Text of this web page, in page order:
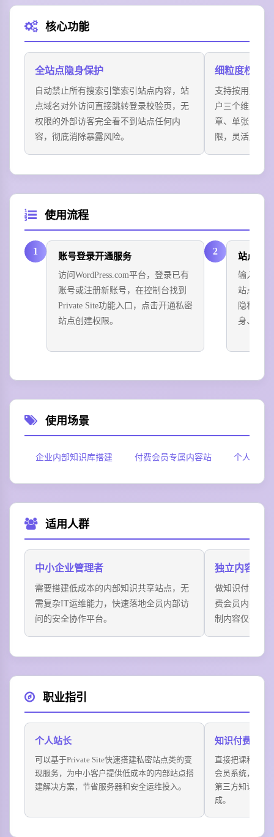
储在站点内，仅自己登录账号可访问，数据自动加密云
端备份。
新产品上线前的演示站点仅开放给指定合作客户访问，
避免产品未发布提前泄露，支持生成临时访问链接设置
72小时自动过期。
核心功能
全站点隐身保护
自动禁止所有搜索引擎索引站点内容，站
点域名对外访问直接跳转登录校验页，无
权限的外部访客完全看不到站点任何内
容，彻底消除暴露风险。
细粒度权限
支持按用户角
户三个维度分
章、单张图片
限，灵活度极
使用流程
1 账号登录开通服务
访问WordPress.com平台，登录已有
账号或注册新账号，在控制台找到
Private Site功能入口，点击开通私密
站点创建权限。
2 站点基
输入自
站点主
隐私保
身、搜
使用场景
企业内部知识库搭建 付费会员专属内容站 个人私密
适用人群
中小企业管理者
需要搭建低成本的内部知识共享站点，无
需复杂IT运维能力，快速落地全员内部访
问的安全协作平台。
独立内容创
做知识付费业
费会员内容库
制内容仅付费
职业指引
个人站长
可以基于Private Site快速搭建私密站点类的变
现服务，为中小客户提供低成本的内部站点搭
建解决方案，节省服务器和安全运维投入。
知识付费内容
直接把课程资料
会员系统，自动
第三方知识付费
成。